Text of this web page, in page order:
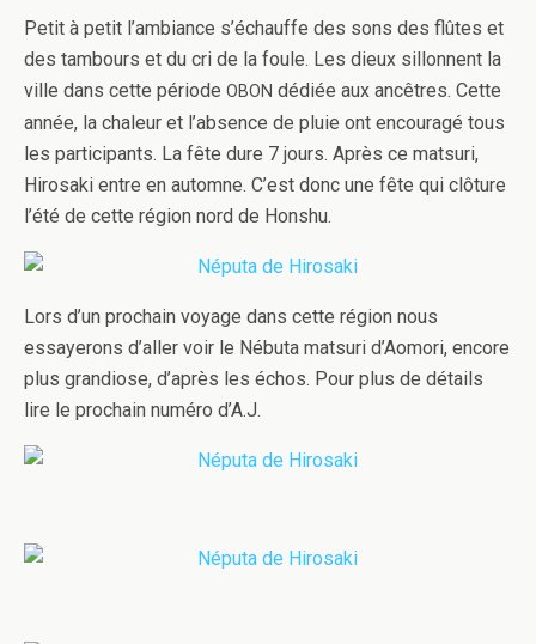
Petit à petit l’ambiance s’échauffe des sons des flûtes et
des tam­bours et du cri de la foule. Les dieux sil­lon­nent la
ville dans cette péri­ode OBON dédiée aux ancêtres. Cette
année, la chaleur et l’absence de pluie ont encour­agé tous
les par­tic­i­pants. La fête dure 7 jours. Après ce mat­suri,
Hirosaki entre en automne. C’est donc une fête qui clô­ture
l’été de cette région nord de Honshu.
Lors d’un prochain voy­age dans cette région nous
essayerons d’aller voir le Nébuta mat­suri d’Aomori, encore
plus grandiose, d’après les échos. Pour plus de détails
lire le prochain numéro d’A.J.